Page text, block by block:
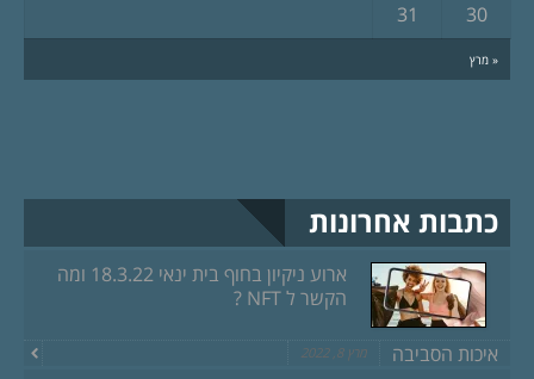
« מרץ
30
31
כתבות אחרונות
ארוע ניקיון בחוף בית ינאי 18.3.22 ומה
הקשר ל NFT ?
איכות הסביבה מרץ 8, 2022